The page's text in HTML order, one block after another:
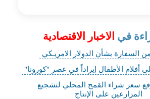
في الاخبار الاقتصادية
السفارة بشأن الدولار الامريـكي
سعر شراء القمح المحلي لتشجيع
المزارعين على الإنتاج